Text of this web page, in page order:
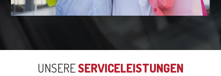
UNSERESERVICELEISTUNGEN